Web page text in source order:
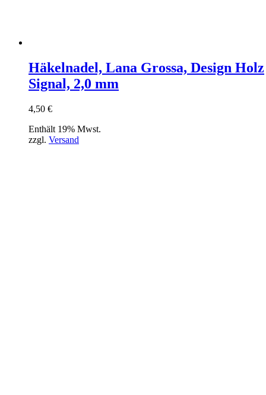
Häkelnadel, Lana Grossa, Design Holz
Signal, 2,0 mm
4,50 €
Enthält 19% Mwst.
zzgl. Versand